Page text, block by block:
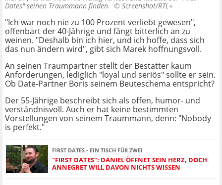
Dates" seinen Traummann finden. © Screenshot/RTL+
"Ich war noch nie zu 100 Prozent verliebt gewesen",
offenbart der 40-Jährige und fängt bitterlich an zu
weinen. "Deshalb bin ich hier, und ich hoffe, dass sich
das nun ändern wird", gibt sich Marek hoffnungsvoll.
An seinen Traumpartner stellt der Bestatter kaum
Anforderungen, lediglich "loyal und seriös" sollte er sein.
Ob Date-Partner Boris seinem Beuteschema entspricht?
Der 55-Jährige beschreibt sich als offen, humor- und
verständnisvoll. Auch er hat keine bestimmten
Vorstellungen von seinem Traummann, denn: "Nobody
is perfekt."
FIRST DATES - EIN TISCH FÜR ZWEI
"FIRST DATES": DANIEL ÖFFNET SEIN HERZ, DOCH
ANNEGRET WILL DAVON NICHTS WISSEN